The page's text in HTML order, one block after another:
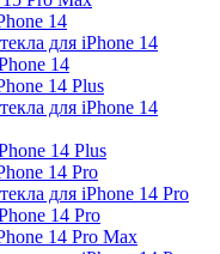
14
для iPhone 14
14
14 Plus
для iPhone 14
14 Plus
14 Pro
для iPhone 14 Pro
14 Pro
14 Pro Max